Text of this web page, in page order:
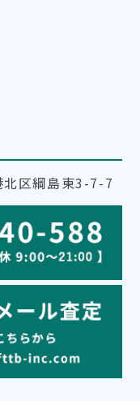
区綱島東3-7-7